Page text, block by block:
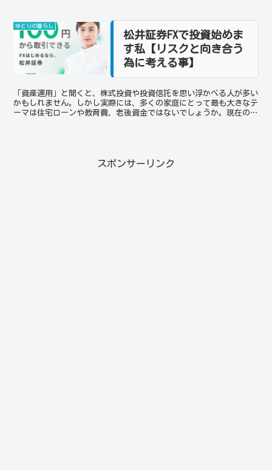
ゆとりの暮らし
松井証券FXで投資始めま
す私【リスクと向き合う
為に考える事】
「資産運用」と聞くと、株式投資や投資信託を思い浮かべる人が多い
かもしれません。しかし実際には、多くの家庭にとって最も大きなテ
ーマは住宅ローンや教育費、老後資金ではないでしょうか。現在の日
スポンサーリンク